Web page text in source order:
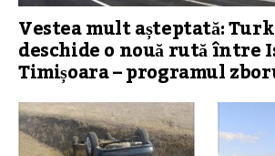
Vestea mult așteptată:
deschide o nouă rută între
Timișoara – programul